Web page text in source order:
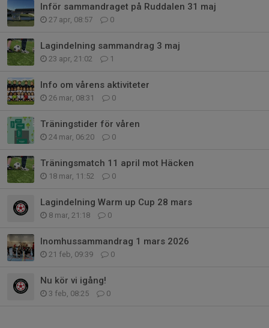
Inför sammandraget på Ruddalen 31 maj
27 apr, 08:57 0
Lagindelning sammandrag 3 maj
23 apr, 21:02 1
Info om vårens aktiviteter
26 mar, 08:31 0
Träningstider för våren
24 mar, 06:20 0
Träningsmatch 11 april mot Häcken
18 mar, 11:52 0
Lagindelning Warm up Cup 28 mars
8 mar, 21:18 0
Inomhussammandrag 1 mars 2026
21 feb, 09:39 0
Nu kör vi igång!
3 feb, 08:25 0